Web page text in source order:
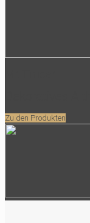
Zu den Produkten